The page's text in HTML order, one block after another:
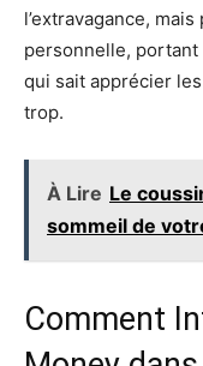
l’extravagance,
personnelle, portant
qui sait apprécier
trop.
À Lire Le
sommeil de
Comment